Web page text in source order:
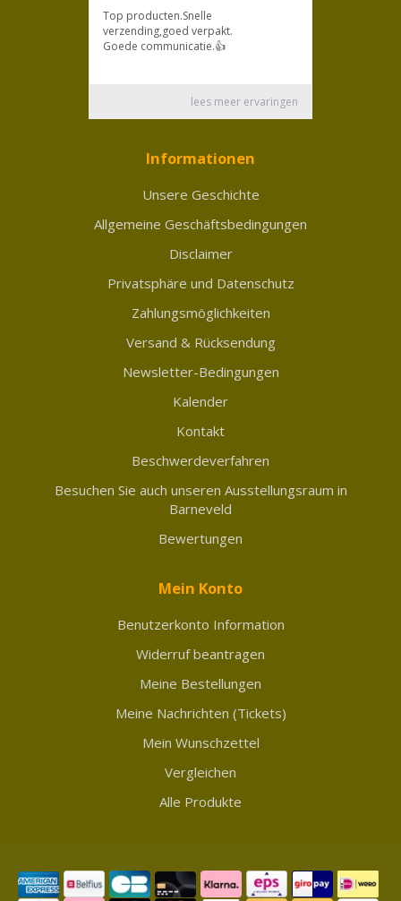
Informationen
Unsere Geschichte
Allgemeine Geschäftsbedingungen
Disclaimer
Privatsphäre und Datenschutz
Zahlungsmöglichkeiten
Versand & Rücksendung
Newsletter-Bedingungen
Kalender
Kontakt
Beschwerdeverfahren
Besuchen Sie auch unseren Ausstellungsraum in
Barneveld
Bewertungen
Mein Konto
Benutzerkonto Information
Widerruf beantragen
Meine Bestellungen
Meine Nachrichten (Tickets)
Mein Wunschzettel
Vergleichen
Alle Produkte